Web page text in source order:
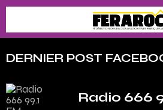
DERNIER POST
Radio 666